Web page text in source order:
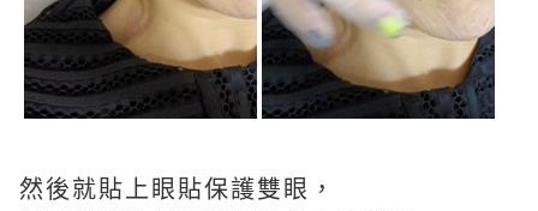
然後就貼上眼貼保護雙眼，